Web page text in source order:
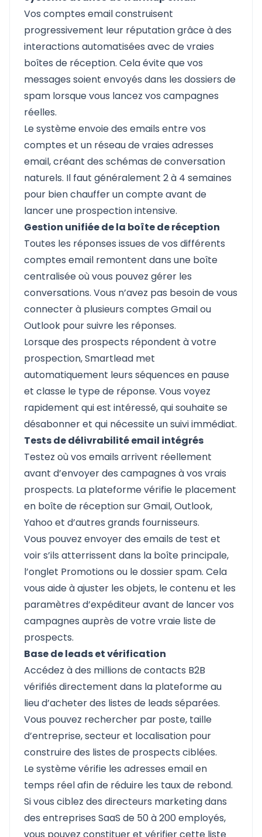
Vos comptes email construisent
progressivement leur réputation grâce à des
interactions automatisées avec de vraies
boîtes de réception. Cela évite que vos
messages soient envoyés dans les dossiers de
spam lorsque vous lancez vos campagnes
réelles.
Le système envoie des emails entre vos
comptes et un réseau de vraies adresses
email, créant des schémas de conversation
naturels. Il faut généralement 2 à 4 semaines
pour bien chauffer un compte avant de
lancer une prospection intensive.
Gestion unifiée de la boîte de réception
Toutes les réponses issues de vos différents
comptes email remontent dans une boîte
centralisée où vous pouvez gérer les
conversations. Vous n’avez pas besoin de vous
connecter à plusieurs comptes Gmail ou
Outlook pour suivre les réponses.
Lorsque des prospects répondent à votre
prospection, Smartlead met
automatiquement leurs séquences en pause
et classe le type de réponse. Vous voyez
rapidement qui est intéressé, qui souhaite se
désabonner et qui nécessite un suivi immédiat.
Tests de délivrabilité email intégrés
Testez où vos emails arrivent réellement
avant d’envoyer des campagnes à vos vrais
prospects. La plateforme vérifie le placement
en boîte de réception sur Gmail, Outlook,
Yahoo et d’autres grands fournisseurs.
Vous pouvez envoyer des emails de test et
voir s’ils atterrissent dans la boîte principale,
l’onglet Promotions ou le dossier spam. Cela
vous aide à ajuster les objets, le contenu et les
paramètres d’expéditeur avant de lancer vos
campagnes auprès de votre vraie liste de
prospects.
Base de leads et vérification
Accédez à des millions de contacts B2B
vérifiés directement dans la plateforme au
lieu d’acheter des listes de leads séparées.
Vous pouvez rechercher par poste, taille
d’entreprise, secteur et localisation pour
construire des listes de prospects ciblées.
Le système vérifie les adresses email en
temps réel afin de réduire les taux de rebond.
Si vous ciblez des directeurs marketing dans
des entreprises SaaS de 50 à 200 employés,